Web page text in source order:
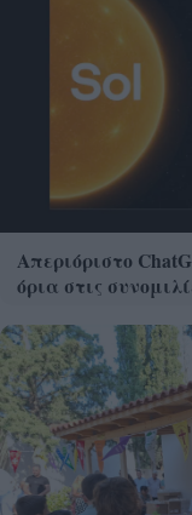
Απεριόριστο
όρια στις